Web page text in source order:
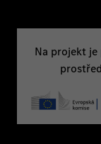
Na projekt